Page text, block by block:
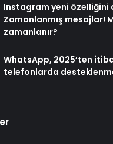
Instagram yeni özelliğini
Zamanlanmış mesajlar!
zamanlanır?
WhatsApp, 2025’ten
telefonlarda